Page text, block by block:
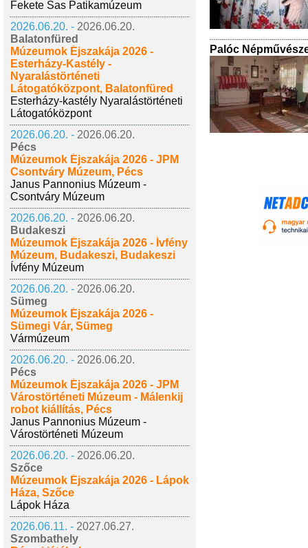
Fekete Sas Patikamúzeum
2026.06.20. - 2026.06.20.
Balatonfüred
Múzeumok Éjszakája 2026 -
Esterházy-Kastély -
Nyaralástörténeti
Látogatóközpont, Balatonfüred
Esterházy-kastély Nyaralástörténeti
Látogatóközpont
2026.06.20. - 2026.06.20.
Pécs
Múzeumok Éjszakája 2026 - JPM
Csontváry Múzeum, Pécs
Janus Pannonius Múzeum -
Csontváry Múzeum
2026.06.20. - 2026.06.20.
Budakeszi
Múzeumok Éjszakája 2026 - Ívfény
Múzeum, Budakeszi, Budakeszi
Ívfény Múzeum
2026.06.20. - 2026.06.20.
Sümeg
Múzeumok Éjszakája 2026 -
Sümegi Vár, Sümeg
Vármúzeum
2026.06.20. - 2026.06.20.
Pécs
Múzeumok Éjszakája 2026 - JPM
Várostörténeti Múzeum - Málenkij
robot kiállítás, Pécs
Janus Pannonius Múzeum -
Várostörténeti Múzeum
2026.06.20. - 2026.06.20.
Szőce
Múzeumok Éjszakája 2026 - Lápok
Háza, Szőce
Lápok Háza
2026.06.11. - 2027.06.27.
Szombathely
Palóc